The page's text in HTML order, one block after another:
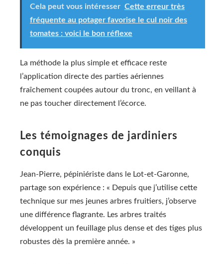
Cela peut vous intéresser Cette erreur très
fréquente au potager favorise le cul noir des
tomates : voici le bon réflexe
La méthode la plus simple et efficace reste
l’application directe des parties aériennes
fraîchement coupées autour du tronc, en veillant à
ne pas toucher directement l’écorce.
Les témoignages de jardiniers
conquis
Jean-Pierre, pépiniériste dans le Lot-et-Garonne,
partage son expérience : « Depuis que j’utilise cette
technique sur mes jeunes arbres fruitiers, j’observe
une différence flagrante. Les arbres traités
développent un feuillage plus dense et des tiges plus
robustes dès la première année. »